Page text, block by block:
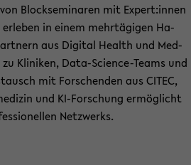
Block­se­mi­na­ren mit Ex­pert:innen
in einem mehr­tä­gi­gen Ha­
aus Di­gi­tal Health und Med­
Kli­ni­ken, Data-​Science-Teams und
mit For­schen­den aus CITEC,
und KI-​Forschung er­mög­licht
Netz­werks.